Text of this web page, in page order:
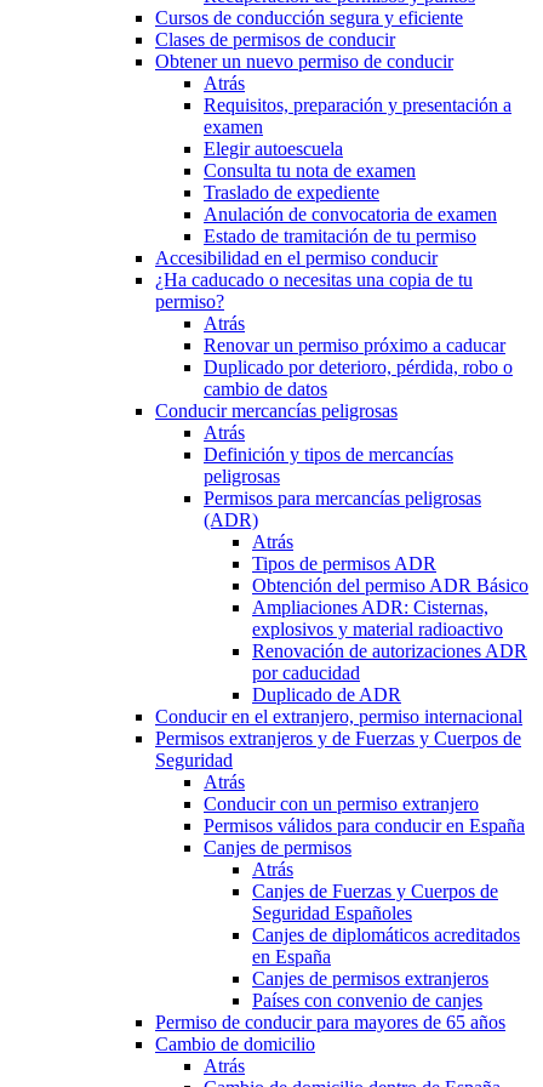
Cursos de conducción segura y eficiente
Clases de permisos de conducir
Obtener un nuevo permiso de conducir
Atrás
Requisitos, preparación y presentación a
examen
Elegir autoescuela
Consulta tu nota de examen
Traslado de expediente
Anulación de convocatoria de examen
Estado de tramitación de tu permiso
Accesibilidad en el permiso conducir
¿Ha caducado o necesitas una copia de tu
permiso?
Atrás
Renovar un permiso próximo a caducar
Duplicado por deterioro, pérdida, robo o
cambio de datos
Conducir mercancías peligrosas
Atrás
Definición y tipos de mercancías
peligrosas
Permisos para mercancías peligrosas
(ADR)
Atrás
Tipos de permisos ADR
Obtención del permiso ADR Básico
Ampliaciones ADR: Cisternas,
explosivos y material radioactivo
Renovación de autorizaciones ADR
por caducidad
Duplicado de ADR
Conducir en el extranjero, permiso internacional
Permisos extranjeros y de Fuerzas y Cuerpos de
Seguridad
Atrás
Conducir con un permiso extranjero
Permisos válidos para conducir en España
Canjes de permisos
Atrás
Canjes de Fuerzas y Cuerpos de
Seguridad Españoles
Canjes de diplomáticos acreditados
en España
Canjes de permisos extranjeros
Países con convenio de canjes
Permiso de conducir para mayores de 65 años
Cambio de domicilio
Atrás